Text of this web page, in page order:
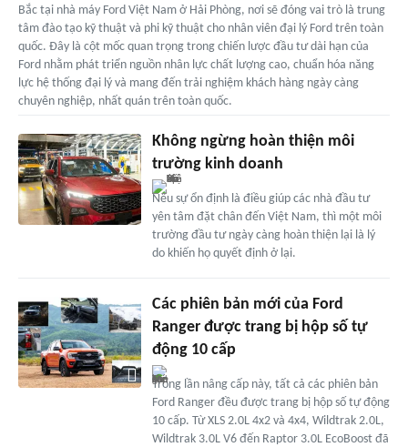
Bắc tại nhà máy Ford Việt Nam ở Hải Phòng, nơi sẽ đóng vai trò là trung
tâm đào tạo kỹ thuật và phi kỹ thuật cho nhân viên đại lý Ford trên toàn
quốc. Đây là cột mốc quan trọng trong chiến lược đầu tư dài hạn của
Ford nhằm phát triển nguồn nhân lực chất lượng cao, chuẩn hóa năng
lực hệ thống đại lý và mang đến trải nghiệm khách hàng ngày càng
chuyên nghiệp, nhất quán trên toàn quốc.
Không ngừng hoàn thiện môi
trường kinh doanh
Nếu sự ổn định là điều giúp các nhà đầu tư
yên tâm đặt chân đến Việt Nam, thì một môi
trường đầu tư ngày càng hoàn thiện lại là lý
do khiến họ quyết định ở lại.
Các phiên bản mới của Ford
Ranger được trang bị hộp số tự
động 10 cấp
Trong lần nâng cấp này, tất cả các phiên bản
Ford Ranger đều được trang bị hộp số tự động
10 cấp. Từ XLS 2.0L 4x2 và 4x4, Wildtrak 2.0L,
Wildtrak 3.0L V6 đến Raptor 3.0L EcoBoost đã